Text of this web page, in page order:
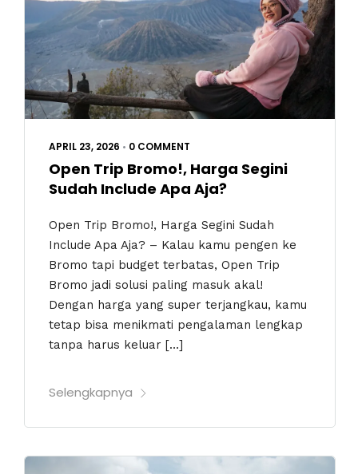
APRIL 23, 2026 • 0 COMMENT
Open Trip Bromo!, Harga Segini
Sudah Include Apa Aja?
Open Trip Bromo!, Harga Segini Sudah
Include Apa Aja? – Kalau kamu pengen ke
Bromo tapi budget terbatas, Open Trip
Bromo jadi solusi paling masuk akal!
Dengan harga yang super terjangkau, kamu
tetap bisa menikmati pengalaman lengkap
tanpa harus keluar […]
Selengkapnya